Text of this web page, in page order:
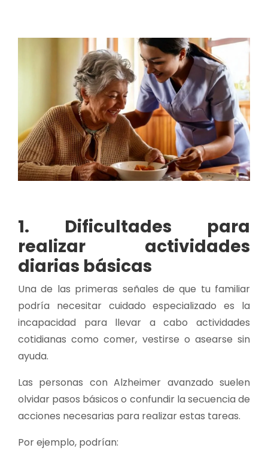
1. Dificultades para
realizar actividades
diarias básicas
Una de las primeras señales de que tu familiar
podría necesitar cuidado especializado es la
incapacidad para llevar a cabo actividades
cotidianas como comer, vestirse o asearse sin
ayuda.
Las personas con Alzheimer avanzado suelen
olvidar pasos básicos o confundir la secuencia de
acciones necesarias para realizar estas tareas.
Por ejemplo, podrían: